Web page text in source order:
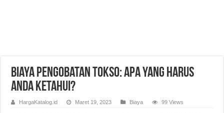
Biaya Pengobatan Tokso: Apa yang Harus
Anda Ketahui?
HargaKatalog.id Maret 19, 2023 Biaya 99 Views